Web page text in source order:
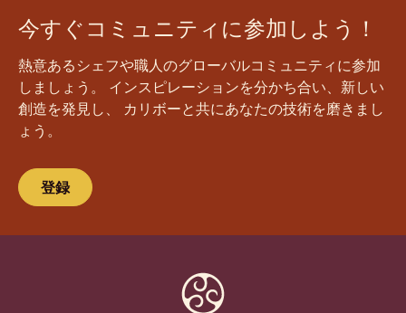
今すぐコミュニティに参加しよう！
熱意あるシェフや職人のグローバルコミュニティに参加
しましょう。 インスピレーションを分かち合い、新しい
創造を発見し、 カリボーと共にあなたの技術を磨きまし
ょう。
登録